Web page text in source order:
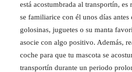
está acostumbrada al transportín, es
se familiarice con él unos días
golosinas, juguetes o su manta
asocie con algo positivo. Además,
coche para que tu mascota se
transportín durante un periodo